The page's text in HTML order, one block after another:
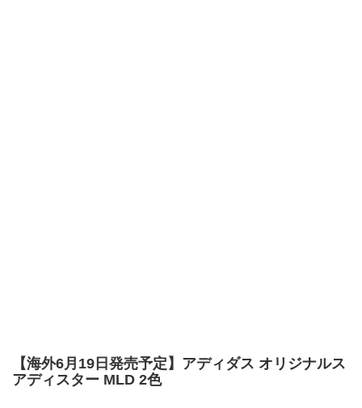
【海外6月19日発売予定】アディダス オリジナルス
アディスター MLD 2色